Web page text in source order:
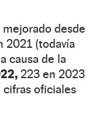
desde
2021 (todavía
causa de la
223 en 2023
oficiales